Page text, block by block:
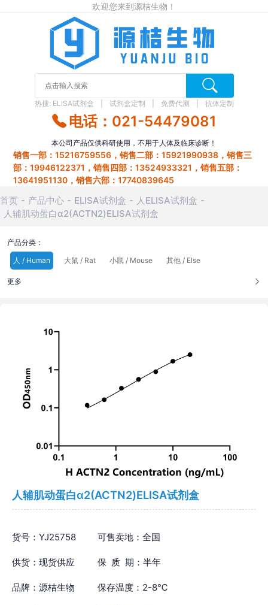
欢迎您来到源桔生物！
热搜: ELISA试剂盒 试剂盒定制 免费代测 抗体定制
电话：021-54479081
本公司产品仅供科研使用，不用于人体及临床诊断！
销售一部：15216759556，销售二部：15921990938，销售三
部：19946122371，销售四部：13524933321，销售五部：
13641951130，销售六部：17740839645
首页 产品中心 ELISA试剂盒
人ELISA试剂盒
人辅肌动蛋白α2(ACTN2)ELISA试剂盒
产品分类：
人 / Human
大鼠 / Rat 小鼠 / Mouse 其他 / Else
更多
人辅肌动蛋白α2(ACTN2)ELISA试剂盒
货号：YJ25758 可售卖地：全国
供货：现货供应 保 质 期：半年
品牌：源桔生物 保存温度：2-8℃